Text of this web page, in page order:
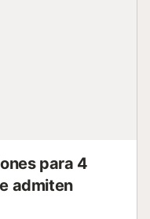
para 4
admiten